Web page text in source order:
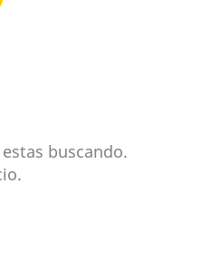
buscando.